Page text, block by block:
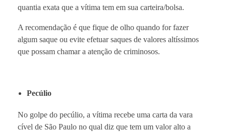
quantia exata que a vítima tem em sua carteira/bolsa.
A recomendação é que fique de olho quando for fazer
algum saque ou evite efetuar saques de valores altíssimos
que possam chamar a atenção de criminosos.
Pecúlio
No golpe do pecúlio, a vítima recebe uma carta da vara
cível de São Paulo no qual diz que tem um valor alto a